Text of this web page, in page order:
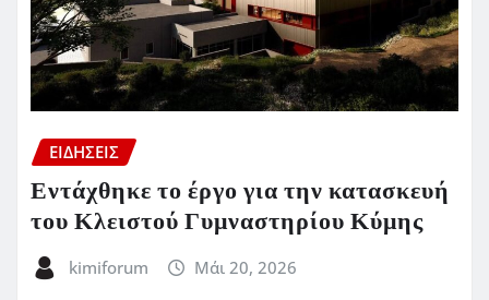
ΕΙΔΗΣΕΙΣ
Εντάχθηκε το έργο για την κατασκευή
του Κλειστού Γυμναστηρίου Κύμης
kimiforum Μάι 20, 2026